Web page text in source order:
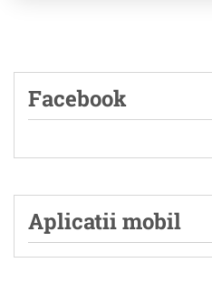
Facebook
Aplicatii mobil